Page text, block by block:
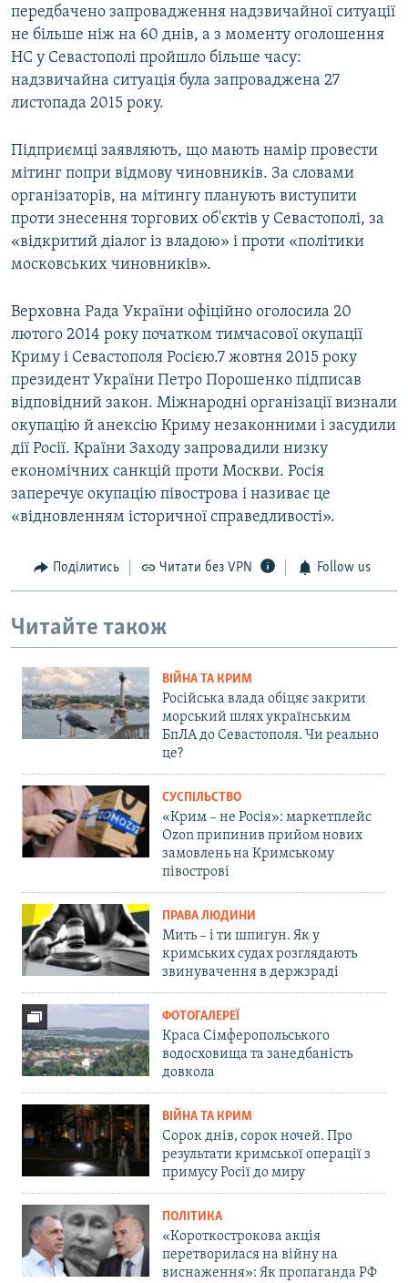
передбачено запровадження надзвичайної ситуації
не більше ніж на 60 днів, а з моменту оголошення
НС у Севастополі пройшло більше часу:
надзвичайна ситуація була запроваджена 27
листопада 2015 року.
Підприємці заявляють, що мають намір провести
мітинг попри відмову чиновників. За словами
організаторів, на мітингу планують виступити
проти знесення торгових об'єктів у Севастополі, за
«відкритий діалог із владою» і проти «політики
московських чиновників».
Верховна Рада України офіційно оголосила 20
лютого 2014 року початком тимчасової окупації
Криму і Севастополя Росією.7 жовтня 2015 року
президент України Петро Порошенко підписав
відповідний закон. Міжнародні організації визнали
окупацію й анексію Криму незаконними і засудили
дії Росії. Країни Заходу запровадили низку
економічних санкцій проти Москви. Росія
заперечує окупацію півострова і називає це
«відновленням історичної справедливості».
Поділитись Читати без VPN Follow us
Читайте також
ВІЙНА ТА КРИМ
Російська влада обіцяє закрити
морський шлях українським
БпЛА до Севастополя. Чи реально
це?
СУСПІЛЬСТВО
«Крим – не Росія»: маркетплейс
Ozon припинив прийом нових
замовлень на Кримському
півострові
ПРАВА ЛЮДИНИ
Мить – і ти шпигун. Як у
кримських судах розглядають
звинувачення в держзраді
ФОТОГАЛЕРЕЇ
Краса Сімферопольського
водосховища та занедбаність
довкола
ВІЙНА ТА КРИМ
Сорок днів, сорок ночей. Про
результати кримської операції з
примусу Росії до миру
ПОЛІТИКА
«Короткострокова акція
перетворилася на війну на
виснаження»: Як пропаганда РФ